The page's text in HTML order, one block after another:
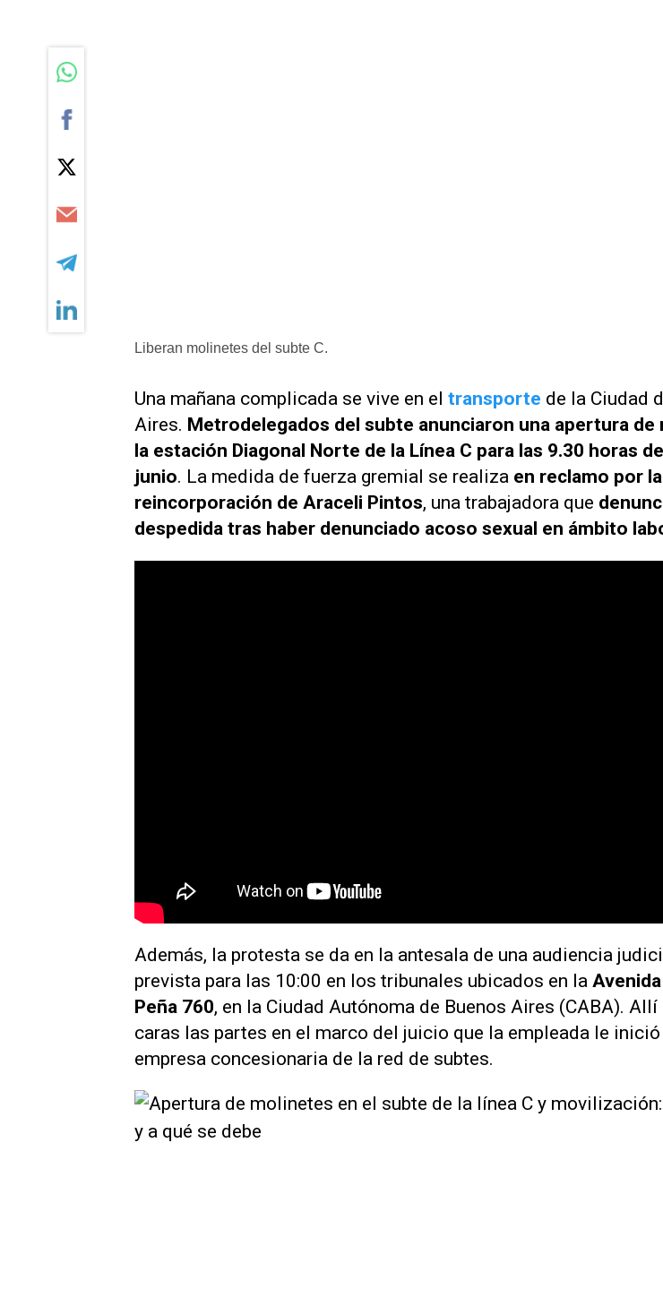
Liberan molinetes del subte C.
Una mañana complicada se vive en el transporte de la Ciudad
Aires. Metrodelegados del subte anunciaron una apertura de
la estación Diagonal Norte de la Línea C para las 9.30 horas
junio. La medida de fuerza gremial se realiza en reclamo por la
reincorporación de Araceli Pintos, una trabajadora que
despedida tras haber denunciado acoso sexual en ámbito
Además, la protesta se da en la antesala de una audiencia
prevista para las 10:00 en los tribunales ubicados en la
Peña 760, en la Ciudad Autónoma de Buenos Aires (CABA). Allí
caras las partes en el marco del juicio que la empleada le inició
empresa concesionaria de la red de subtes.